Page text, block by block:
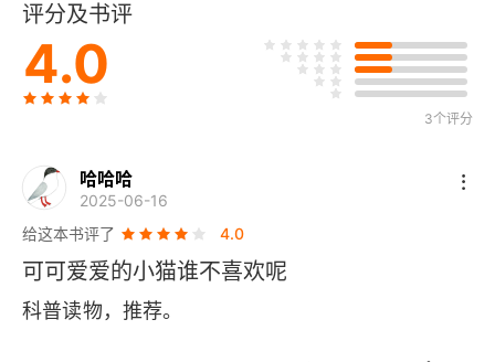
08 捡了小奶猫应该怎么喂？
09 猫咪会把自己吃撑吗？
11 猫咪应该喝什么水？
12 食盆、水盆为什么不要放在一起？
13 怎么让小猫咪多喝水？
评分及书评
4.0
3个评分
哈哈哈
2025-06-16
给这本书评了
4.0
可可爱爱的小猫谁不喜欢呢
科普读物，推荐。